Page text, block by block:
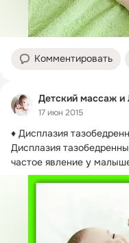
Комментировать
Детский массаж
17 июн 2015
♦ Дисплазия
Дисплазия
частое явление у